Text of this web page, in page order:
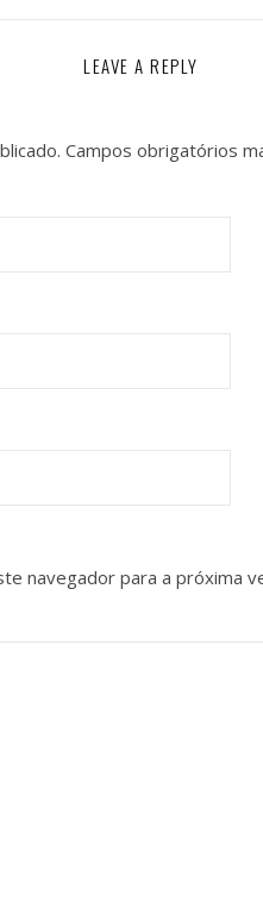
LEAVE A REPLY
Campos obrigatórios
navegador para a próxima